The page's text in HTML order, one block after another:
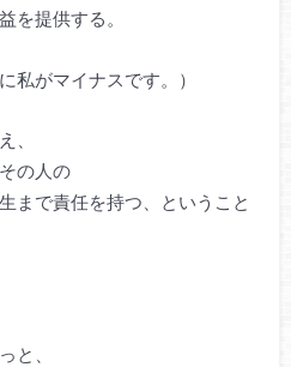
を提供する。
私がマイナスです。）
、
の人の
まで責任を持つ、ということ
と、